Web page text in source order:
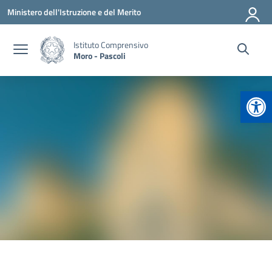
Vai ai contenuti
Vai al menu di navigazione
Vai al footer
Ministero dell'Istruzione e del Merito
Istituto Comprensivo
Moro - Pascoli